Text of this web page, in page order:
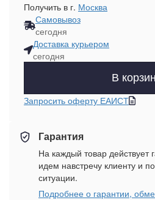
Получить в г. Москва
Самовывоз
сегодня
Доставка курьером
сегодня
В
Запросить оферту ЕАИСТ
Гарантия
На каждый товар действует
идем навстречу клиенту и
ситуации.
Подробнее о гарантии,